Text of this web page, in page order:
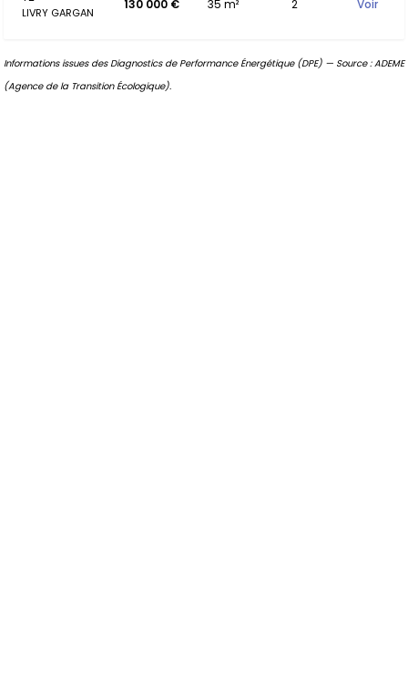
LIVRY GARGAN
130 000 € 35 m² 2 Voir
Informations issues des Diagnostics de Performance Énergétique (DPE) — Source : ADEME
(Agence de la Transition Écologique).